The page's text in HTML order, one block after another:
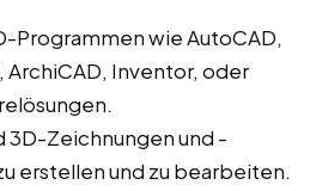
Programmen wie AutoCAD,
ArchiCAD, Inventor, oder
3D-Zeichnungen und -
erstellen und zu bearbeiten.